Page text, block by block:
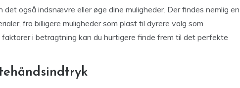
det også indsnævre eller øge dine muligheder. Der findes nemlig en
fra billigere muligheder som plast til dyrere valg som
i betragtning kan du hurtigere finde frem til det perfekte